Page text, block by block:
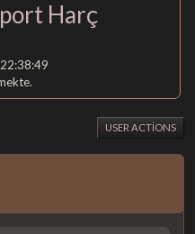
Harç
USER ACTIONS